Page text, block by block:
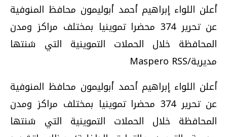
أعلن اللواء إبراهيم أحمد أبوليمون محافظ المنوفية
عن تحرير 374 محضرا تموينيا بمختلف مراكز ومدن
المحافظة خلال الحملات التموينية التي شنتها
مديرية/Maspero RSS
أعلن اللواء إبراهيم أحمد أبوليمون محافظ المنوفية
عن تحرير 374 محضرا تموينيا بمختلف مراكز ومدن
المحافظة خلال الحملات التموينية التي شنتها